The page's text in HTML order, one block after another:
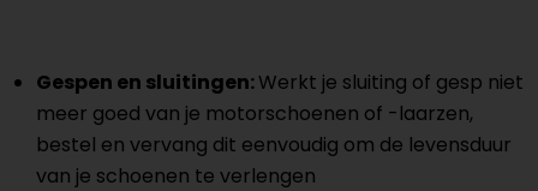
Gespen en sluitingen:Werkt je sluiting of gesp niet
meer goed van je motorschoenen of -laarzen,
bestel en vervang dit eenvoudig om de levensduur
van je schoenen te verlengen